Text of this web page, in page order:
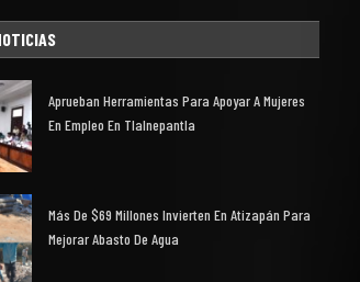
Aprueban Herramientas Para Apoyar A Mujeres
En Empleo En Tlalnepantla
Más De $69 Millones Invierten En Atizapán Para
Mejorar Abasto De Agua